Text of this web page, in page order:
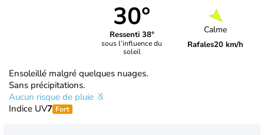
30°
Ressenti 38°
sous l’influence du
soleil
Calme
Rafales20 km/h
Ensoleillé malgré quelques nuages.
Sans précipitations.
Aucun risque de pluie
Indice UV7 Fort